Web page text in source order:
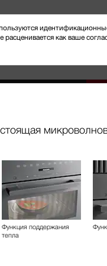
как ваше
на пару
Функция поддержания
тепла